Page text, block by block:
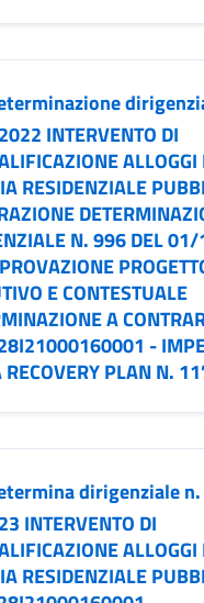
INTERVENTO DI
ALLOGGI
RESIDENZIALE
N. 996 DEL
E CONTESTUALE
A
-
RECOVERY PLAN N.
dirigenziale n.
INTERVENTO DI
ALLOGGI
RESIDENZIALE